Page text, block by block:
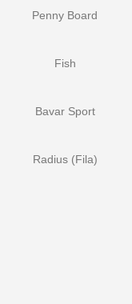
Penny Board
Fish
Bavar Sport
Radius (Fila)